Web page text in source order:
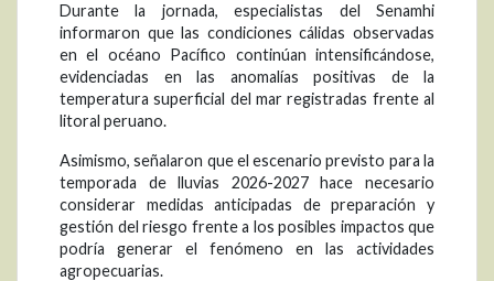
Durante la jornada, especialistas del Senamhi
informaron que las condiciones cálidas observadas
en el océano Pacífico continúan intensificándose,
evidenciadas en las anomalías positivas de la
temperatura superficial del mar registradas frente al
litoral peruano.
Asimismo, señalaron que el escenario previsto para la
temporada de lluvias 2026-2027 hace necesario
considerar medidas anticipadas de preparación y
gestión del riesgo frente a los posibles impactos que
podría generar el fenómeno en las actividades
agropecuarias.